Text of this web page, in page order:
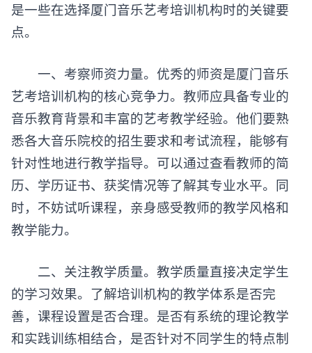
是一些在选择厦门音乐艺考培训机构时的关键要
点。
一、考察师资力量。优秀的师资是厦门音乐
艺考培训机构的核心竞争力。教师应具备专业的
音乐教育背景和丰富的艺考教学经验。他们要熟
悉各大音乐院校的招生要求和考试流程，能够有
针对性地进行教学指导。可以通过查看教师的简
历、学历证书、获奖情况等了解其专业水平。同
时，不妨试听课程，亲身感受教师的教学风格和
教学能力。
二、关注教学质量。教学质量直接决定学生
的学习效果。了解培训机构的教学体系是否完
善，课程设置是否合理。是否有系统的理论教学
和实践训练相结合，是否针对不同学生的特点制